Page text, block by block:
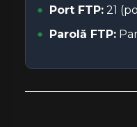
Port FTP: 21
Parolă FTP: